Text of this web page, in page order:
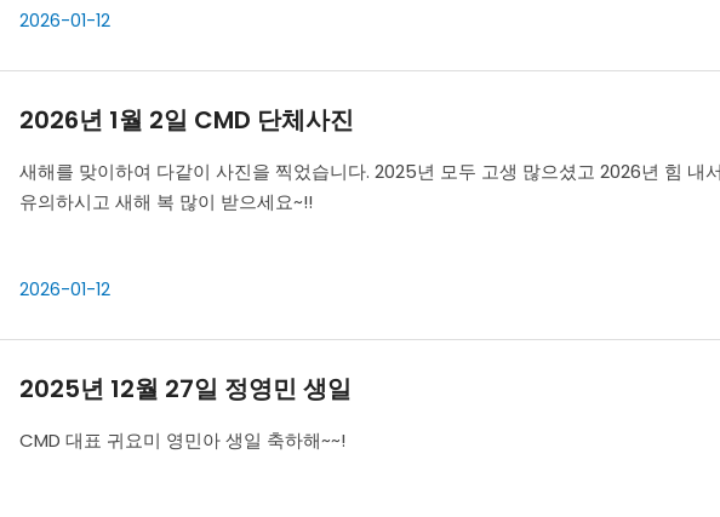
2026-01-12
2026년 1월 2일 CMD 단체사진
새해를 맞이하여 다같이 사진을 찍었습니다. 2025년 모두 고생 많으셨고 2026년 힘 내
유의하시고 새해 복 많이 받으세요~!!
2026-01-12
2025년 12월 27일 정영민 생일
CMD 대표 귀요미 영민아 생일 축하해~~!